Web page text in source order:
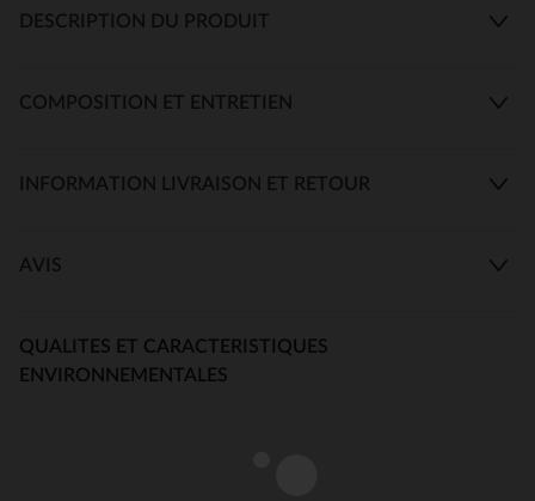
DESCRIPTION DU PRODUIT
COMPOSITION ET ENTRETIEN
INFORMATION LIVRAISON ET RETOUR
AVIS
QUALITES ET CARACTERISTIQUES
ENVIRONNEMENTALES